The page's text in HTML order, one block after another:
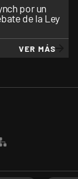
por un
de la Ley
VER MÁS